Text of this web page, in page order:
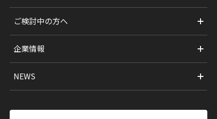
ご検討中の方へ
企業情報
NEWS